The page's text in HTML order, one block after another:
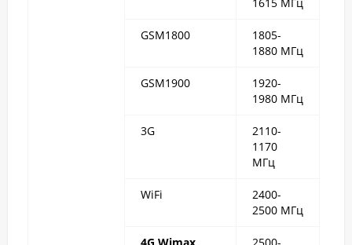
GSM1800
1805-
1880 МГц
GSM1900
1920-
1980 МГц
3G
2110-
1170
МГц
WiFi
2400-
2500 МГц